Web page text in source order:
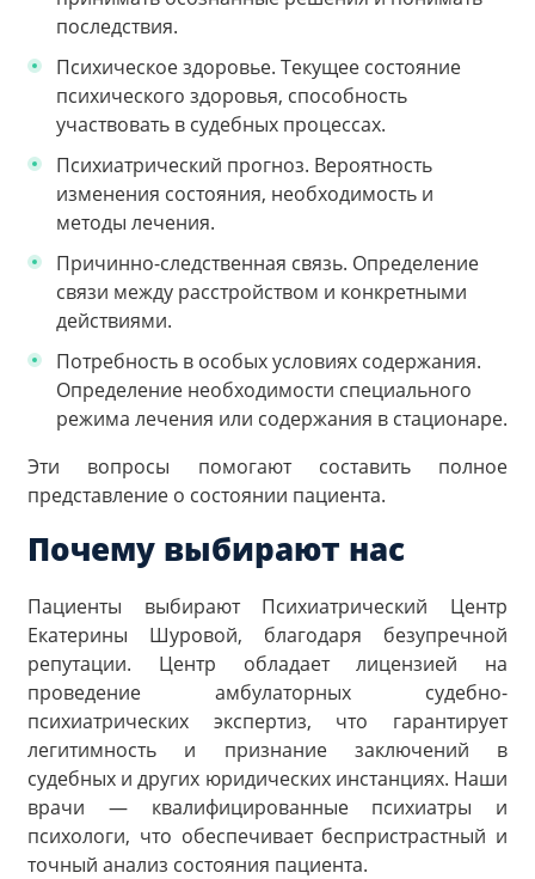
последствия.
Психическое здоровье. Текущее состояние
психического здоровья, способность
участвовать в судебных процессах.
Психиатрический прогноз. Вероятность
изменения состояния, необходимость и
методы лечения.
Причинно-следственная связь. Определение
связи между расстройством и конкретными
действиями.
Потребность в особых условиях содержания.
Определение необходимости специального
режима лечения или содержания в стационаре.
Эти вопросы помогают составить полное
представление о состоянии пациента.
Почему выбирают нас
Пациенты выбирают Психиатрический Центр
Екатерины Шуровой, благодаря безупречной
репутации. Центр обладает лицензией на
проведение амбулаторных судебно-
психиатрических экспертиз, что гарантирует
легитимность и признание заключений в
судебных и других юридических инстанциях. Наши
врачи — квалифицированные психиатры и
психологи, что обеспечивает беспристрастный и
точный анализ состояния пациента.